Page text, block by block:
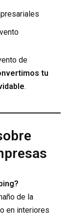
de
tu
.
de la
en interiores